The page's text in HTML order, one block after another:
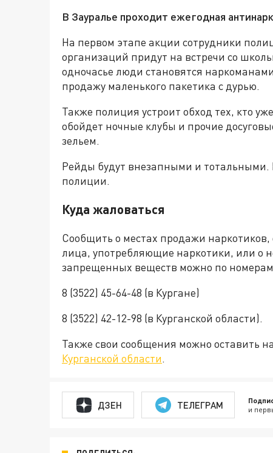
В Зауралье проходит ежегодная
На первом этапе акции сотрудники
организаций придут на встречи со
одночасье люди становятся
продажу маленького пакетика с дурью.
Также полиция устроит обход тех, кто
обойдет ночные клубы и прочие
зельем.
Рейды будут внезапными и тотальными.
полиции.
Куда жаловаться
Сообщить о местах продажи наркотиков,
лица, употребляющие наркотики, или о
запрещенных веществ можно по
8 (3522) 45-64-48 (в Кургане)
8 (3522) 42-12-98 (в Курганской области).
Также свои сообщения можно оставить
Курганской области.
ДЗЕН ТЕЛЕГРАМ и